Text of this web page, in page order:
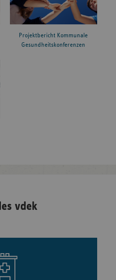
Projektbericht Kommunale
Gesundheitskonferenzen
vdek